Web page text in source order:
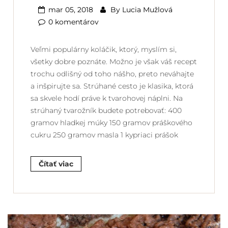
mar 05, 2018 By Lucia Mužlová
0 komentárov
Veľmi populárny koláčik, ktorý, myslím si,
všetky dobre poznáte. Možno je však váš recept
trochu odlišný od toho nášho, preto neváhajte
a inšpirujte sa. Strúhané cesto je klasika, ktorá
sa skvele hodí práve k tvarohovej náplni. Na
strúhaný tvarožník budete potrebovať: 400
gramov hladkej múky 150 gramov práškového
cukru 250 gramov masla 1 kypriaci prášok
Čítať viac